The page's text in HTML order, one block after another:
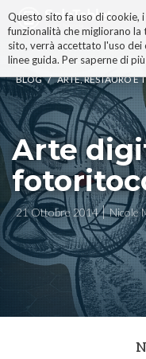
Questo sito fa uso di cookie,
funzionalità che migliorano
sito, verrà accettato l'uso
linee guida. Per saperne di più
ai
|
BLOG / ARTE, RESTAURO E
Arte
21 Ottobre 2014 Nicole